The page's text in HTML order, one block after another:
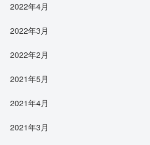
2022年4月
2022年3月
2022年2月
2021年5月
2021年4月
2021年3月